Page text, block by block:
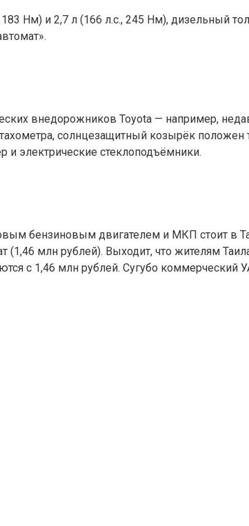
Нм) и 2,7 л (166 л.с., 245 Нм), дизельный
внедорожников Toyota — например,
солнцезащитный козырёк
и электрические стеклоподъёмники.
бензиновым двигателем и МКП стоит в
млн рублей). Выходит, что жителям
с 1,46 млн рублей. Сугубо коммерческий